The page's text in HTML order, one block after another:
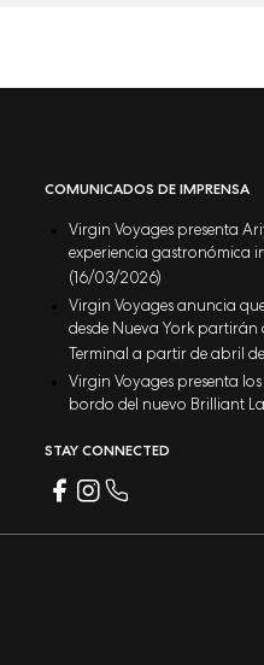
COMUNICADOS DE IMPRENSA
Virgin Voyages presenta
experiencia gastronómica
(16/03/2026)
Virgin Voyages anuncia
desde Nueva York partirán
Terminal a partir de abril
Virgin Voyages presenta
bordo del nuevo Brilliant
STAY CONNECTED